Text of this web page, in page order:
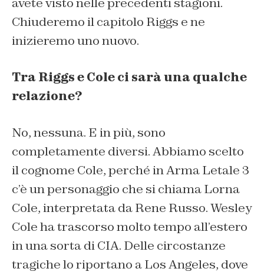
avete visto nelle precedenti stagioni.
Chiuderemo il capitolo Riggs e ne
inizieremo uno nuovo.
Tra Riggs e Cole ci sarà una qualche
relazione?
No, nessuna. E in più, sono
completamente diversi. Abbiamo scelto
il cognome Cole, perché in Arma Letale 3
c’è un personaggio che si chiama Lorna
Cole, interpretata da Rene Russo. Wesley
Cole ha trascorso molto tempo all’estero
in una sorta di CIA. Delle circostanze
tragiche lo riportano a Los Angeles, dove